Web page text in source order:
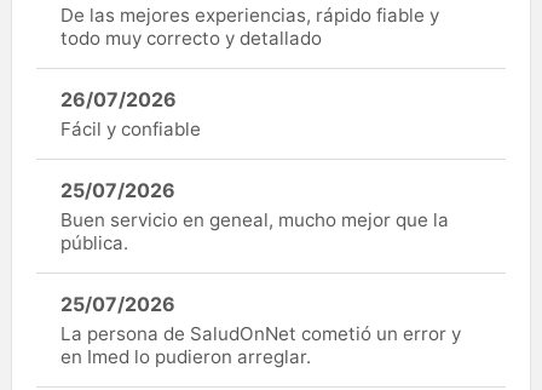
De las mejores experiencias, rápido fiable y
todo muy correcto y detallado
26/07/2026
Fácil y confiable
25/07/2026
Buen servicio en geneal, mucho mejor que la
pública.
25/07/2026
La persona de SaludOnNet cometió un error y
en Imed lo pudieron arreglar.